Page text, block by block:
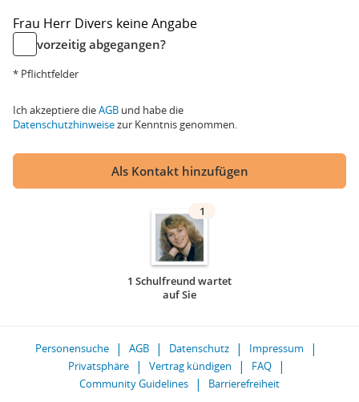
Frau Herr Divers keine Angabe
vorzeitig abgegangen?
* Pflichtfelder
Ich akzeptiere dieAGB und habe die
Datenschutzhinweisezur Kenntnis genommen.
Als Kontakt hinzufügen
1
1 Schulfreund wartet
auf Sie
Personensuche AGB Datenschutz
Impressum
Privatsphäre
Vertrag kündigen
FAQ
Community Guidelines
Barrierefreiheit